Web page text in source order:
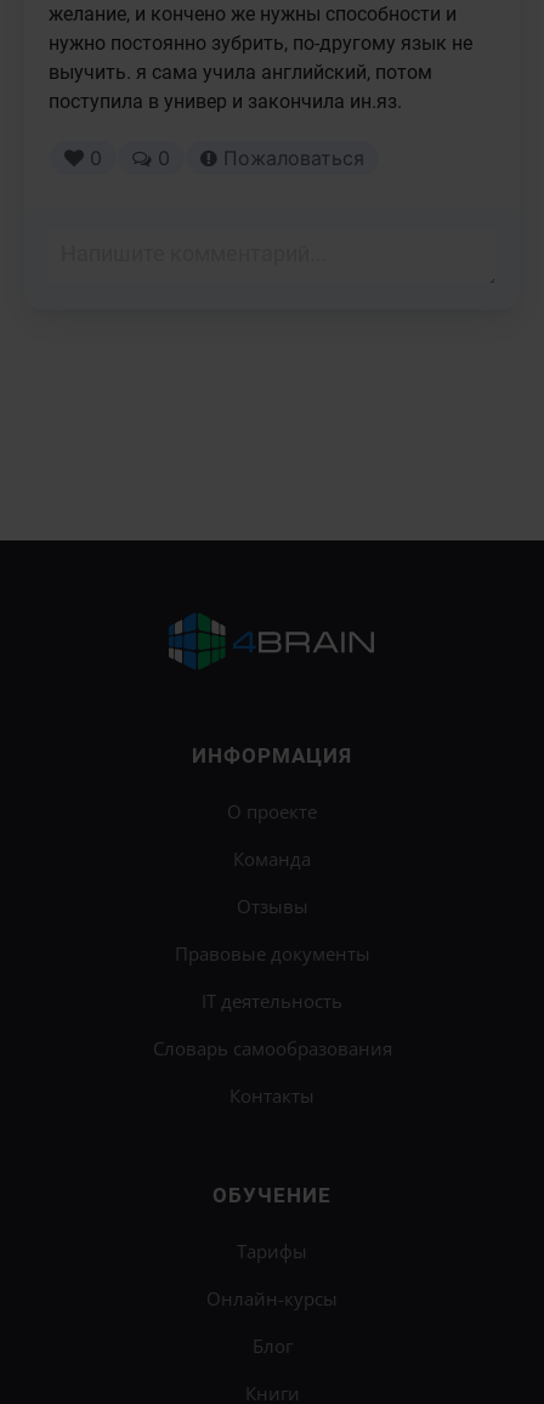
желание, и кончено же нужны способности и
нужно постоянно зубрить, по-другому язык не
выучить. я сама учила английский, потом
поступила в универ и закончила ин.яз.
0 0 Пожаловаться
ИНФОРМАЦИЯ
О проекте
Команда
Отзывы
Правовые документы
IT деятельность
Словарь самообразования
Контакты
ОБУЧЕНИЕ
Тарифы
Онлайн-курсы
Блог
Книги